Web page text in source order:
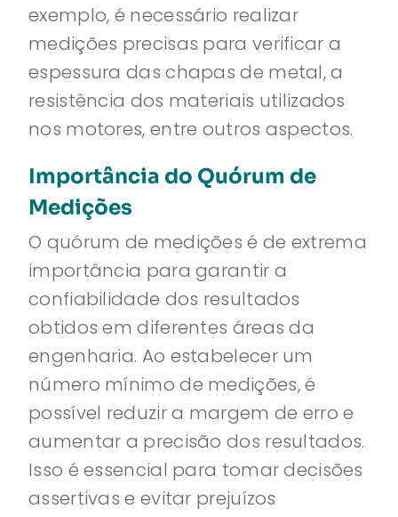
exemplo, é necessário realizar
medições precisas para verificar a
espessura das chapas de metal, a
resistência dos materiais utilizados
nos motores, entre outros aspectos.
Importância do Quórum de
Medições
O quórum de medições é de extrema
importância para garantir a
confiabilidade dos resultados
obtidos em diferentes áreas da
engenharia. Ao estabelecer um
número mínimo de medições, é
possível reduzir a margem de erro e
aumentar a precisão dos resultados.
Isso é essencial para tomar decisões
assertivas e evitar prejuízos